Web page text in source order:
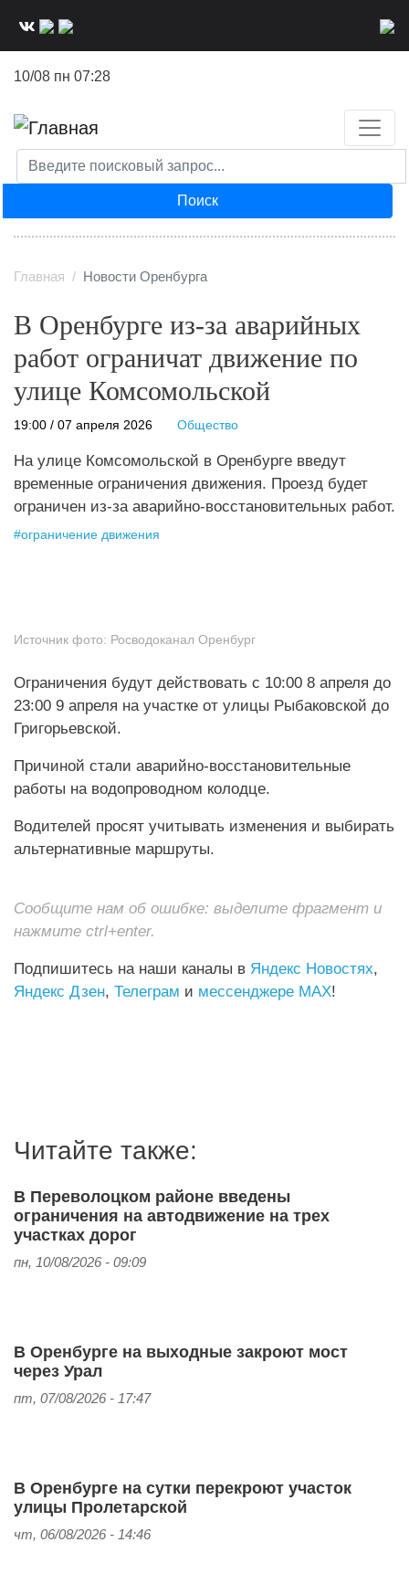
10/08 пн 07:28
Поиск
Главная Новости Оренбурга
В Оренбурге из-за аварийных
работ ограничат движение по
улице Комсомольской
19:00 / 07 апреля 2026 Общество
На улице Комсомольской в Оренбурге введут
временные ограничения движения. Проезд будет
ограничен из-за аварийно-восстановительных работ.
#ограничение движения
Источник фото: Росводоканал Оренбург
Ограничения будут действовать с 10:00 8 апреля до
23:00 9 апреля на участке от улицы Рыбаковской до
Григорьевской.
Причиной стали аварийно-восстановительные
работы на водопроводном колодце.
Водителей просят учитывать изменения и выбирать
альтернативные маршруты.
Сообщите нам об ошибке: выделите фрагмент и
нажмите ctrl+enter.
Подпишитесь на наши каналы в Яндекс Новостях,
Яндекс Дзен, Телеграм и мессенджере MAX!
Читайте также:
В Переволоцком районе введены
ограничения на автодвижение на трех
участках дорог
пн, 10/08/2026 - 09:09
В Оренбурге на выходные закроют мост
через Урал
пт, 07/08/2026 - 17:47
В Оренбурге на сутки перекроют участок
улицы Пролетарской
чт, 06/08/2026 - 14:46